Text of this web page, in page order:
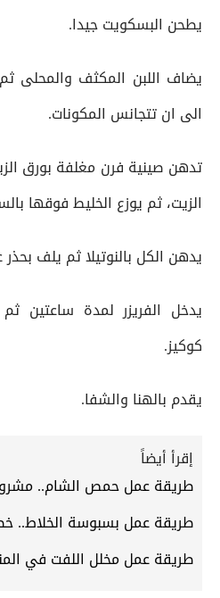
يطحن البسكويت جيدا.
يضاف اللبن المكثف والمحلى
الى ان تتجانس المكونات.
تدهن صينية فرن مغلفة بورق
الزيت، ثم يوزع الخليط فوقها
يدهن الكل بالنوتيلا ثم يلف
يدخل الفريزر لمدة
كوكيز.
يقدم بالهنا والشفا.
إقرأ أيضاً
طريقة عمل حمص الشام..
طريقة عمل بسبوسة الخلاط..
طريقة عمل مخلل اللفت في